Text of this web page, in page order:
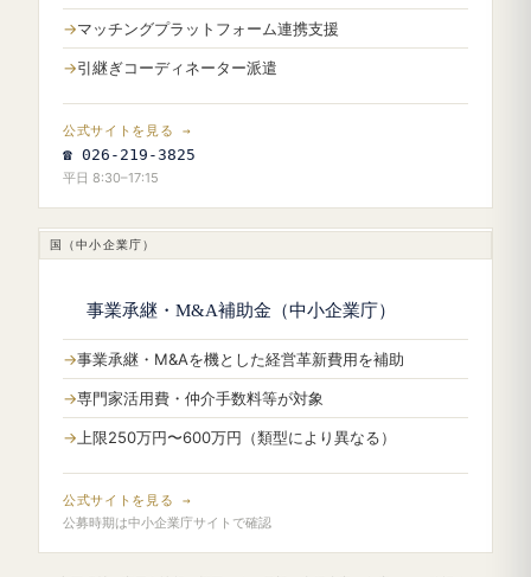
マッチングプラットフォーム連携支援
引継ぎコーディネーター派遣
公式サイトを見る →
☎ 026-219-3825
平日 8:30–17:15
国（中小企業庁）
事業承継・M&A補助金（中小企業庁）
事業承継・M&Aを機とした経営革新費用を補助
専門家活用費・仲介手数料等が対象
上限250万円〜600万円（類型により異なる）
公式サイトを見る →
公募時期は中小企業庁サイトで確認